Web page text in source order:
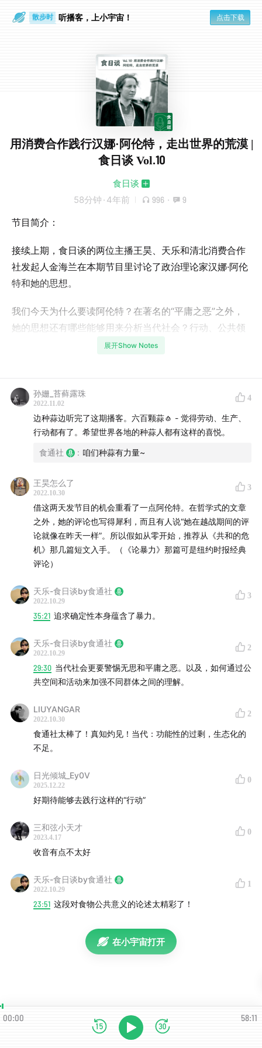
通勤路上 听播客，上小宇宙！ 点击下载
用消费合作践行汉娜·阿伦特，走出世界的荒漠 |
食日谈 Vol.10
食日谈
58分钟 · 4年前 996 · 9
节目简介：
接续上期，食日谈的两位主播王昊、天乐和清北消费合作
社发起人金海兰在本期节目里讨论了政治理论家汉娜·阿伦
特和她的思想。
我们今天为什么要读阿伦特？在著名的“平庸之恶”之外，
她的思想还有哪些能够用来分析当代社会？行动、公共领
域、承诺与宽恕、对世界的爱，都是本期提到的关键概
阿伦特的思想不仅是一种理论，也在鼓励行动者前行。受
到阿伦特感召的金海兰，如何看待清北消费合作社和阿伦
特思想之间的联系？我们个人又能在今天又有什么行动的
可能，能够和他人产生联系，对世界有所改变？
#本期嘉宾
金海兰：清北消费合作社发起人。清北消费合作社（TP
Coop），即“清北靠谱生活” ，是以清华、北大的教职工
群体为核心的生活者们所发起的共同购买安全食材、支持
有机农业、友善土壤环境的合作社事业。
#本期主播
壁无数，但仍然坚持用团结经济的理念连接生态小农和市
场，探索不剥削自然和生产者的商业模式。
王昊：食通社编辑。平时也是有机食材的消费者。
时间轴
上期回顾
04:02 哲学家汉娜·阿伦特的思想和食物好像是很遥远的两
个话题，但她的思想是组建清北消费合作社这一行动的思
想源泉。
05:38 用阿伦特的思想去它反思日常生活：哪一部分是劳
动，哪一部分是工作，哪一部分是真正意义上的行动？
09:23 行动的两个特点：过程不可控，结局结果不可预
测。人类的两种能力：承诺与宽恕。
是作为一个劳动者、为了满足温饱物质生活那一部分。而
是你和一些朋友每个人都是有个性的，有自己独特的视
17:23
阿伦特给予的最大启迪：思考我正在做的这件事，是
劳动还是工作？还是行动？
展开Show Notes
孙姗_苔藓露珠
2022.11.02
4
边种蒜边听完了这期播客。六百颗蒜🧄 - 觉得劳动、生产、
行动都有了。希望世界各地的种蒜人都有这样的喜悦。
食通社 : 咱们种蒜有力量~
王昊怎么了
2022.10.30
3
借这两天发节目的机会重看了一点阿伦特。在哲学式的文章
之外，她的评论也写得犀利，而且有人说“她在越战期间的评
论就像在昨天一样”。所以假如从零开始，推荐从《共和的危
机》那几篇短文入手。（《论暴力》那篇可是纽约时报经典
评论）
天乐-食日谈by食通社
2022.10.29
3
35:21 追求确定性本身蕴含了暴力。
天乐-食日谈by食通社
2022.10.29
2
29:30 当代社会更要警惕无思和平庸之恶。以及，如何通过公
共空间和活动来加强不同群体之间的理解。
LIUYANGAR
2022.10.30
2
食通社太棒了！真知灼见！当代：功能性的过剩，生态化的
不足。
日光倾城_Ey0V
2025.12.22
0
好期待能够去践行这样的“行动”
三和弦小天才
2023.4.17
0
收音有点不太好
天乐-食日谈by食通社
2022.10.29
1
23:51 这段对食物公共意义的论述太精彩了！
在小宇宙打开
00:00 58:11